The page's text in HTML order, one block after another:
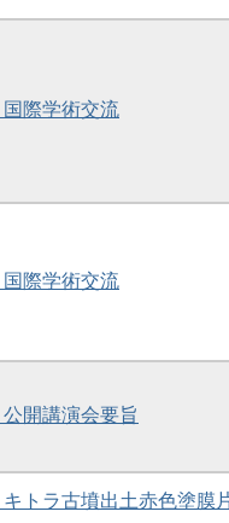
際学術交流
際学術交流
開講演会要旨
トラ古墳出土赤色塗膜